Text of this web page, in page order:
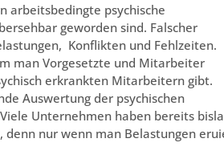
arbeitsbedingte psychische
geworden sind. Falscher
Konflikten und Fehlzeiten.
man Vorgesetzte und Mitarbeiter
erkrankten Mitarbeitern gibt.
Auswertung der psychischen
Unternehmen haben bereits
nur wenn man Belastungen